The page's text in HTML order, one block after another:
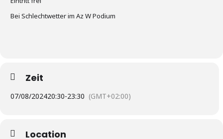
Bei Schlechtwetter im Az W Podium
Zeit
07/08/202420:30-23:30 (GMT+02:00)
Location